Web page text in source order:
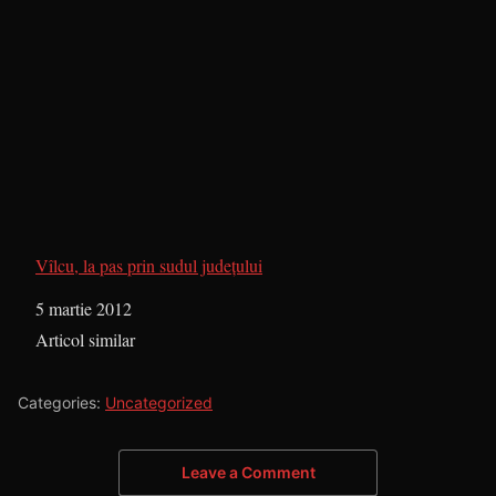
Vîlcu, la pas prin sudul județului
Dată
5 martie 2012
În legătură cu
Articol similar
Categories: Uncategorized
Leave a Comment